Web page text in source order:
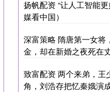
扬帆配资 “让人工智能
媒看中国）
深富策略 隋唐第一女将
金，却在新婚之夜死在
致富配资 两个来弟，王
角，刘浩存把忆秦娥演